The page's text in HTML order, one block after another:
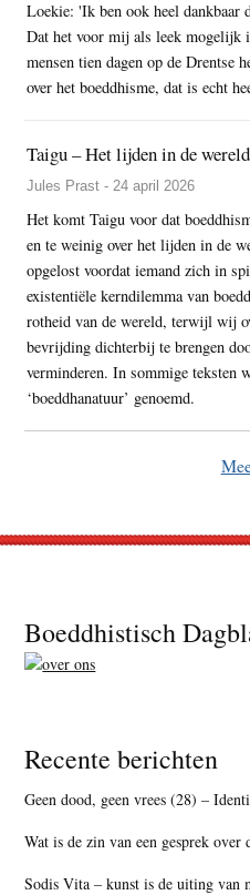
Loekie: 'Ik ben ook heel dankbaar
Dat het voor mij als leek mogelijk
mensen tien dagen op de Drentse
over het boeddhisme, dat is echt
Taigu – Het lijden in de wereld
Jules Prast - 24 april 2026
Het komt Taigu voor dat
en te weinig over het lijden in de
opgelost voordat iemand zich in
existentiële kerndilemma van
rotheid van de wereld, terwijl wij
bevrijding dichterbij te brengen
verminderen. In sommige teksten
‘boeddhanatuur’ genoemd.
Footer
Boeddhistisch
Recente berichten
Geen dood, geen vrees (28) –
Wat is de zin van een gesprek over
Sodis Vita – kunst is de uiting van